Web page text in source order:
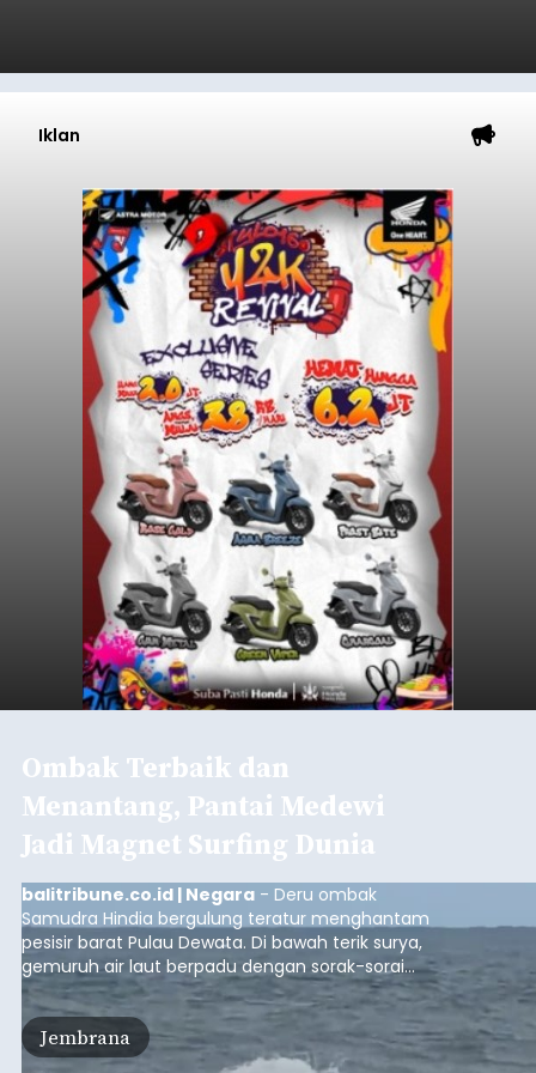
Iklan
Ombak Terbaik dan
Menantang, Pantai Medewi
Jadi Magnet Surfing Dunia
balitribune.co.id | Negara - Deru ombak
Samudra Hindia bergulung teratur menghantam
pesisir barat Pulau Dewata. Di bawah terik surya,
gemuruh air laut berpadu dengan sorak-sorai
penonton yang memadati Pantai Medewi,
Kecamatan Pekutatan pada Minggu (9/8/2026).
Ratusan peselancar dari berbagai penjuru
nusantara berkompetisi menaklukan ombak
Jembrana